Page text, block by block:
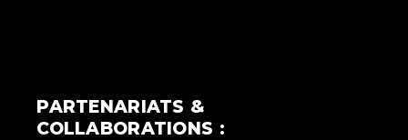
PARTENARIATS &
COLLABORATIONS :